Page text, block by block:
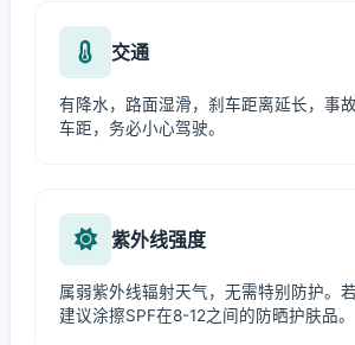
交通
有降水，路面湿滑，刹车距离延长，事
车距，务必小心驾驶。
紫外线强度
属弱紫外线辐射天气，无需特别防护。
建议涂擦SPF在8-12之间的防晒护肤品。